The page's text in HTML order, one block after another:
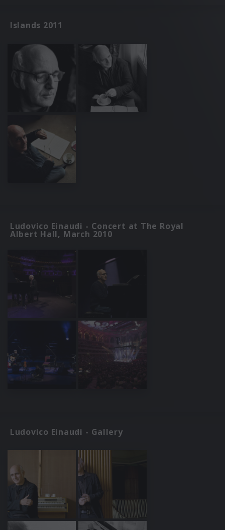
Islands 2011
Ludovico Einaudi - Concert at The Royal
Albert Hall, March 2010
Ludovico Einaudi - Gallery